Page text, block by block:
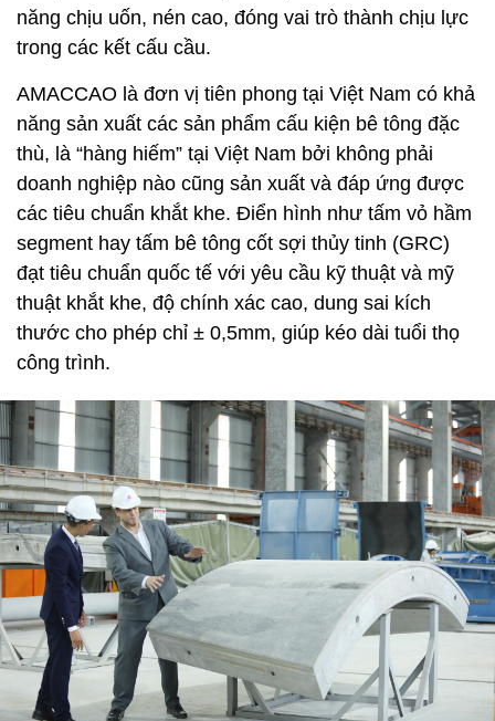
năng chịu uốn, nén cao, đóng vai trò thành chịu lực
trong các kết cấu cầu.
AMACCAO là đơn vị tiên phong tại Việt Nam có khả
năng sản xuất các sản phẩm cấu kiện bê tông đặc
thù, là “hàng hiếm” tại Việt Nam bởi không phải
doanh nghiệp nào cũng sản xuất và đáp ứng được
các tiêu chuẩn khắt khe. Điển hình như tấm vỏ hầm
segment hay tấm bê tông cốt sợi thủy tinh (GRC)
đạt tiêu chuẩn quốc tế với yêu cầu kỹ thuật và mỹ
thuật khắt khe, độ chính xác cao, dung sai kích
thước cho phép chỉ ± 0,5mm, giúp kéo dài tuổi thọ
công trình.